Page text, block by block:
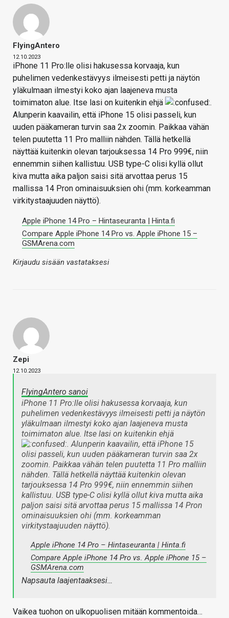
FlyingAntero
12.10.2023
iPhone 11 Pro:lle olisi hakusessa korvaaja, kun
puhelimen vedenkestävyys ilmeisesti petti ja näytön
yläkulmaan ilmestyi koko ajan laajeneva musta
toimimaton alue. Itse lasi on kuitenkin ehjä
.
Alunperin kaavailin, että iPhone 15 olisi passeli, kun
uuden pääkameran turvin saa 2x zoomin. Paikkaa vähän
telen puutetta 11 Pro malliin nähden. Tällä hetkellä
näyttää kuitenkin olevan tarjouksessa 14 Pro 999€, niin
ennemmin siihen kallistuu. USB type-C olisi kyllä ollut
kiva mutta aika paljon saisi sitä arvottaa perus 15
mallissa 14 Pron ominaisuuksien ohi (mm. korkeamman
virkitystaajuuden näyttö).
Apple iPhone 14 Pro – Hintaseuranta | Hinta.fi
Compare Apple iPhone 14 Pro vs. Apple iPhone 15 –
GSMArena.com
Kirjaudu sisään vastataksesi
Zepi
12.10.2023
FlyingAntero sanoi
iPhone 11 Pro:lle olisi hakusessa korvaaja, kun
puhelimen vedenkestävyys ilmeisesti petti ja näytön
yläkulmaan ilmestyi koko ajan laajeneva musta
toimimaton alue. Itse lasi on kuitenkin ehjä
. Alunperin kaavailin, että iPhone 15
olisi passeli, kun uuden pääkameran turvin saa 2x
zoomin. Paikkaa vähän telen puutetta 11 Pro malliin
nähden. Tällä hetkellä näyttää kuitenkin olevan
tarjouksessa 14 Pro 999€, niin ennemmin siihen
kallistuu. USB type-C olisi kyllä ollut kiva mutta aika
paljon saisi sitä arvottaa perus 15 mallissa 14 Pron
ominaisuuksien ohi (mm. korkeamman
virkitystaajuuden näyttö).
Apple iPhone 14 Pro – Hintaseuranta | Hinta.fi
Compare Apple iPhone 14 Pro vs. Apple iPhone 15 –
GSMArena.com
Napsauta laajentaaksesi…
Vaikea tuohon on ulkopuolisen mitään kommentoida…